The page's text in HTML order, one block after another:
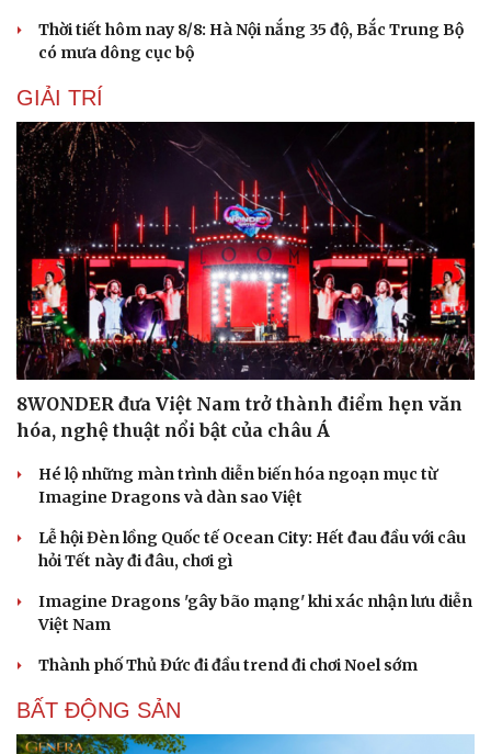
Thời tiết hôm nay 8/8: Hà Nội nắng 35 độ, Bắc Trung Bộ
có mưa dông cục bộ
GIẢI TRÍ
8WONDER đưa Việt Nam trở thành điểm hẹn văn
hóa, nghệ thuật nổi bật của châu Á
Hé lộ những màn trình diễn biến hóa ngoạn mục từ
Imagine Dragons và dàn sao Việt
Lễ hội Đèn lồng Quốc tế Ocean City: Hết đau đầu với câu
hỏi Tết này đi đâu, chơi gì
Imagine Dragons 'gây bão mạng' khi xác nhận lưu diễn
Việt Nam
Thành phố Thủ Đức đi đầu trend đi chơi Noel sớm
BẤT ĐỘNG SẢN